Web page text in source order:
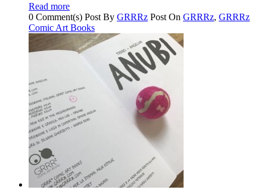
Read more
0 Comment(s) Post By GRRRz Post On GRRRz, GRRRz
Comic Art Books